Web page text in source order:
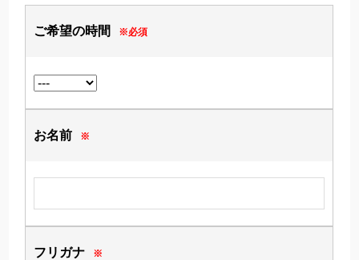
ご希望の時間 ※必須
お名前 ※
フリガナ ※